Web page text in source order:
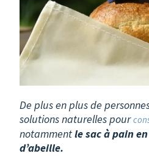
De plus en plus de
solutions naturelles pour
notammentle sac à pain
d’abeille.